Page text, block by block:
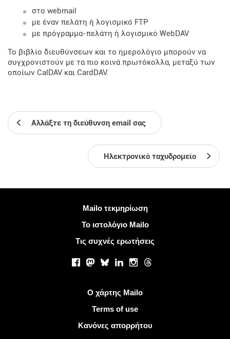
στο webmail
με έναν πελάτη ή λογισμικό FTP
με πρόγραμμα-πελάτη ή λογισμικό WebDAV
Το βιβλίο διευθύνσεων και το ημερολόγιο μπορούν να
συγχρονιστούν με τα πιο κοινά πρωτόκολλα, μεταξύ των
οποίων CalDAV και CardDAV.
Αλλάξτε τη διεύθυνση email σας
Ηλεκτρονικό ταχυδρομείο
Περισσότερες πληροφορίεςMailo τεκμηρίωση
Το ιστολόγιο Mailo
Τις συχνές ερωτήσεις
Facebook
Mastodon
BlueskyLinkedInInstagram
Threads
Ο χάρτης Mailo
Terms of use
Κανόνες απορρήτου